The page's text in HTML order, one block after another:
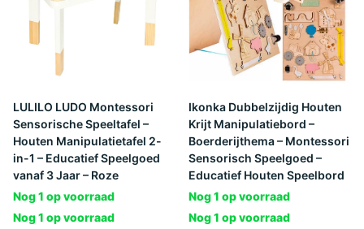
LULILO LUDO Montessori
Sensorische Speeltafel –
Houten Manipulatietafel 2-
in-1 – Educatief Speelgoed
vanaf 3 Jaar – Roze
Nog 1 op voorraad
Nog 1 op voorraad
Ikonka Dubbelzijdig Houten
Krijt Manipulatiebord –
Boerderijthema – Montessori
Sensorisch Speelgoed –
Educatief Houten Speelbord
Nog 1 op voorraad
Nog 1 op voorraad